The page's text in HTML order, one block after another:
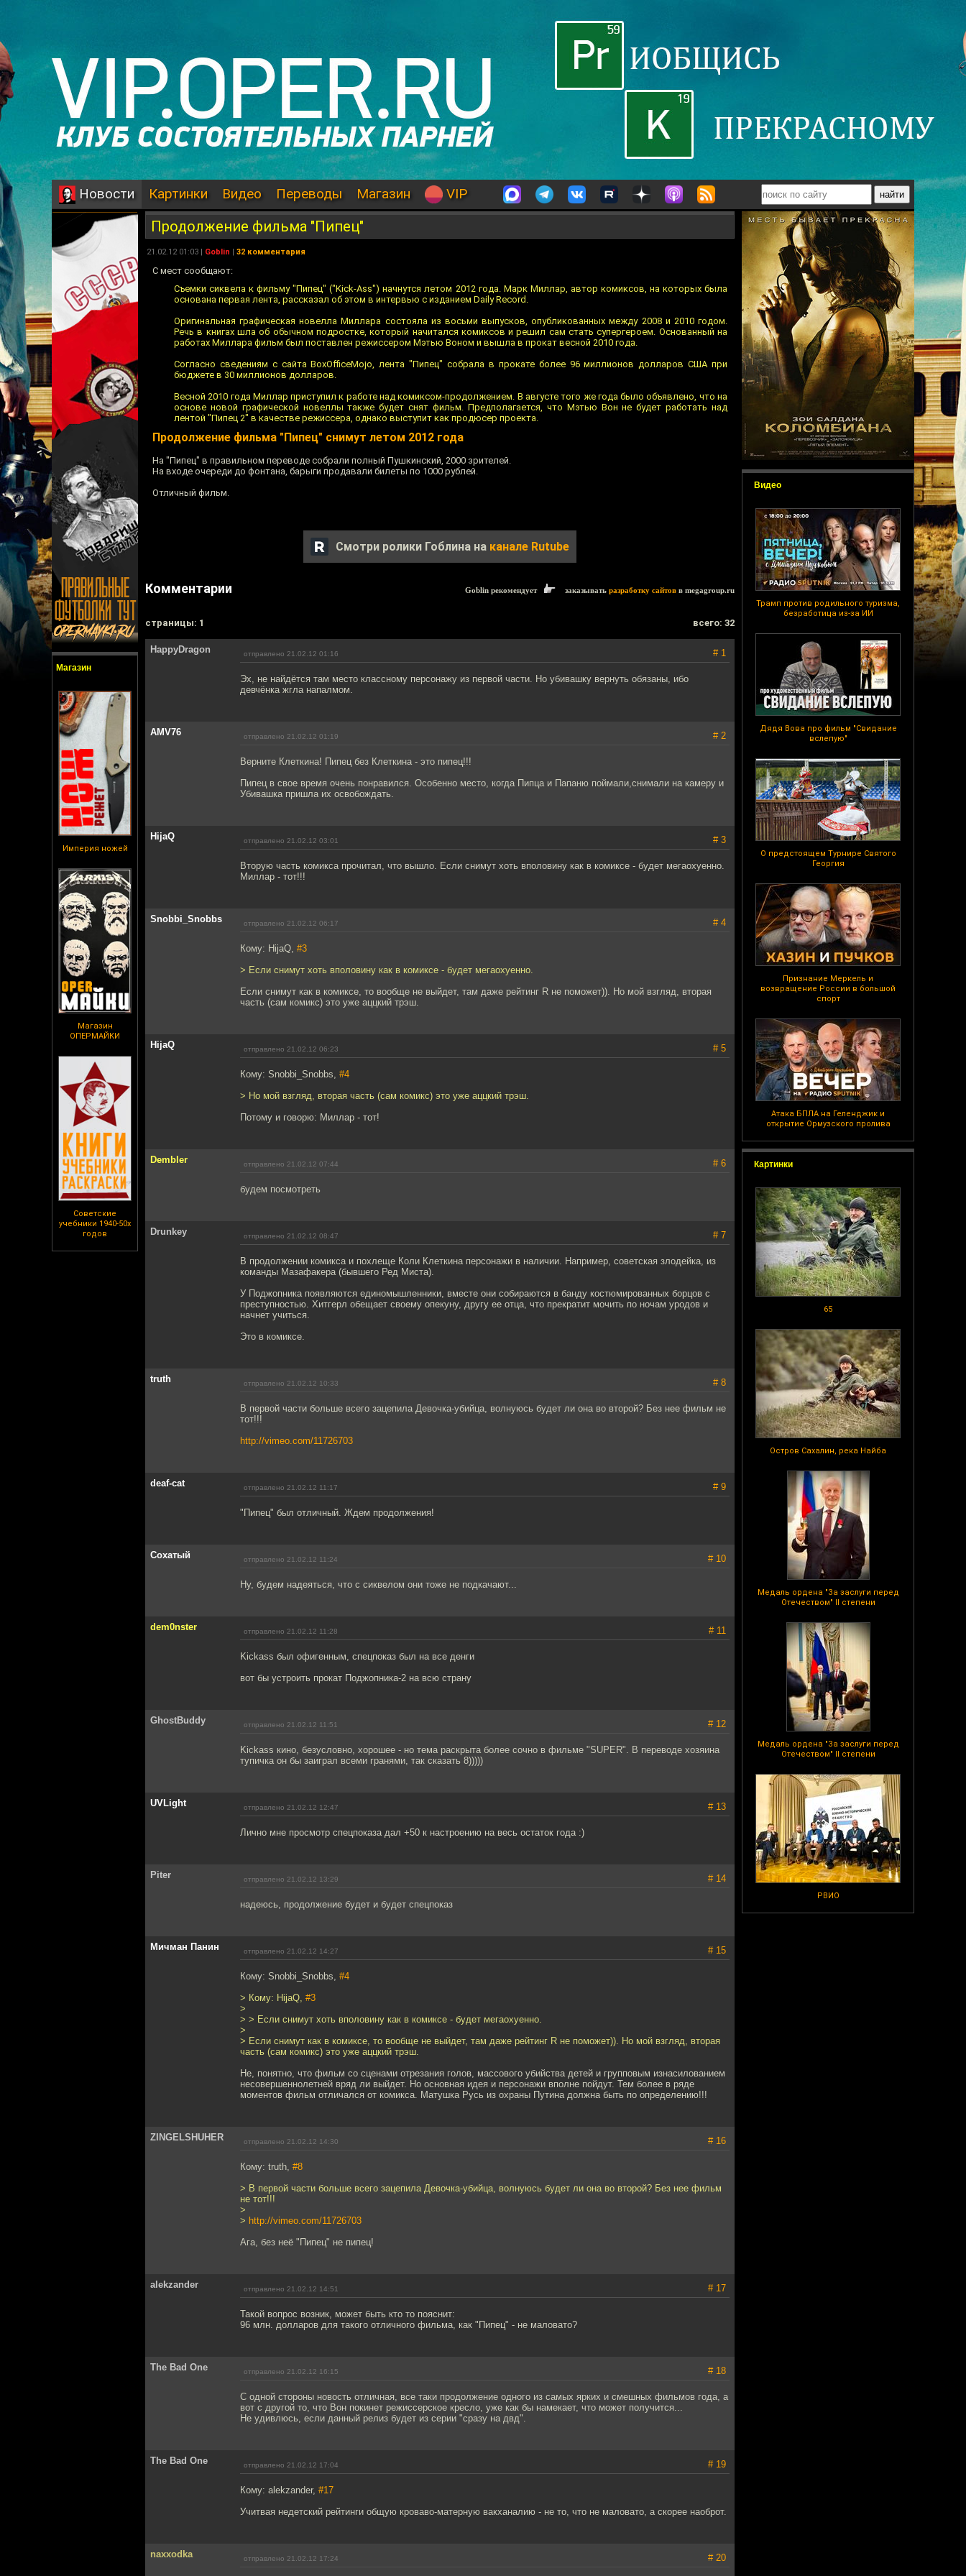
Новости Картинки Видео Переводы Магазин VIP
Магазин
Империя ножей
Магазин
ОПЕРМАЙКИ
Советские
учебники 1940-50х
годов
Видео
Трамп против родильного туризма,
безработица из-за ИИ
Дядя Вова про фильм "Свидание
вслепую"
О предстоящем Турнире Святого
Георгия
Признание Меркель и
возвращение России в большой
спорт
Атака БПЛА на Геленджик и
открытие Ормузского пролива
Картинки
65
Остров Сахалин, река Найба
Медаль ордена "За заслуги перед
Отечеством" II степени
Медаль ордена "За заслуги перед
Отечеством" II степени
РВИО
Продолжение фильма "Пипец"
21.02.12 01:03 | Goblin | 32 комментария
С мест сообщают:
Съемки сиквела к фильму "Пипец" ("Kick-Ass") начнутся летом 2012 года. Марк Миллар, автор комиксов, на которых была
основана первая лента, рассказал об этом в интервью с изданием Daily Record.
Оригинальная графическая новелла Миллара состояла из восьми выпусков, опубликованных между 2008 и 2010 годом.
Речь в книгах шла об обычном подростке, который начитался комиксов и решил сам стать супергероем. Основанный на
работах Миллара фильм был поставлен режиссером Мэтью Воном и вышла в прокат весной 2010 года.
Согласно сведениям с сайта BoxOfficeMojo, лента "Пипец" собрала в прокате более 96 миллионов долларов США при
бюджете в 30 миллионов долларов.
Весной 2010 года Миллар приступил к работе над комиксом-продолжением. В августе того же года было объявлено, что на
основе новой графической новеллы также будет снят фильм. Предполагается, что Мэтью Вон не будет работать над
лентой "Пипец 2" в качестве режиссера, однако выступит как продюсер проекта.
Продолжение фильма "Пипец" снимут летом 2012 года
На "Пипец" в правильном переводе собрали полный Пушкинский, 2000 зрителей.
На входе очереди до фонтана, барыги продавали билеты по 1000 рублей.
Отличный фильм.
Смотри ролики Гоблина на канале Rutube
Комментарии Goblin рекомендует заказывать разработку сайтов в megagroup.ru
cтраницы: 1 всего: 32
HappyDragon отправлено 21.02.12 01:16 # 1
Эх, не найдётся там место классному персонажу из первой части. Но убивашку вернуть обязаны, ибо
девчёнка жгла напалмом.
AMV76 отправлено 21.02.12 01:19 # 2
Верните Клеткина! Пипец без Клеткина - это пипец!!!
Пипец в свое время очень понравился. Особенно место, когда Пипца и Папаню поймали,снимали на камеру и
Убивашка пришла их освобождать.
HijaQ отправлено 21.02.12 03:01 # 3
Вторую часть комикса прочитал, что вышло. Если снимут хоть вполовину как в комиксе - будет мегаохуенно.
Миллар - тот!!!
Snobbi_Snobbs отправлено 21.02.12 06:17 # 4
Кому: HijaQ, #3
> Если снимут хоть вполовину как в комиксе - будет мегаохуенно.
Если снимут как в комиксе, то вообще не выйдет, там даже рейтинг R не поможет)). Но мой взгляд, вторая
часть (сам комикс) это уже аццкий трэш.
HijaQ отправлено 21.02.12 06:23 # 5
Кому: Snobbi_Snobbs, #4
> Но мой взгляд, вторая часть (сам комикс) это уже аццкий трэш.
Потому и говорю: Миллар - тот!
Dembler отправлено 21.02.12 07:44 # 6
будем посмотреть
Drunkey отправлено 21.02.12 08:47 # 7
В продолжении комикса и похлеще Коли Клеткина персонажи в наличии. Например, советская злодейка, из
команды Мазафакера (бывшего Ред Миста).
У Поджопника появляются единомышленники, вместе они собираются в банду костюмированных борцов с
преступностью. Хитгерл обещает своему опекуну, другу ее отца, что прекратит мочить по ночам уродов и
начнет учиться.
Это в комиксе.
truth отправлено 21.02.12 10:33 # 8
В первой части больше всего зацепила Девочка-убийца, волнуюсь будет ли она во второй? Без нее фильм не
тот!!!
http://vimeo.com/11726703
deaf-cat отправлено 21.02.12 11:17 # 9
"Пипец" был отличный. Ждем продолжения!
Cохатый отправлено 21.02.12 11:24 # 10
Ну, будем надеяться, что с сиквелом они тоже не подкачают...
dem0nster отправлено 21.02.12 11:28 # 11
Kickass был офигенным, спецпоказ был на все денги
вот бы устроить прокат Поджопника-2 на всю страну
GhostBuddy отправлено 21.02.12 11:51 # 12
Kickass кино, безусловно, хорошее - но тема раскрыта более сочно в фильме "SUPER". В переводе хозяина
тупичка он бы заиграл всеми гранями, так сказать 8)))))
UVLight отправлено 21.02.12 12:47 # 13
Лично мне просмотр спецпоказа дал +50 к настроению на весь остаток года :)
Piter отправлено 21.02.12 13:29 # 14
надеюсь, продолжение будет и будет спецпоказ
Мичман Панин отправлено 21.02.12 14:27 # 15
Кому: Snobbi_Snobbs, #4
> Кому: HijaQ, #3
>
> > Если снимут хоть вполовину как в комиксе - будет мегаохуенно.
>
> Если снимут как в комиксе, то вообще не выйдет, там даже рейтинг R не поможет)). Но мой взгляд, вторая
часть (сам комикс) это уже аццкий трэш.
Не, понятно, что фильм со сценами отрезания голов, массового убийства детей и групповым изнасилованием
несовершеннолетней вряд ли выйдет. Но основная идея и персонажи вполне пойдут. Тем более в ряде
моментов фильм отличался от комикса. Матушка Русь из охраны Путина должна быть по определению!!!
ZINGELSHUHER отправлено 21.02.12 14:30 # 16
Кому: truth, #8
> В первой части больше всего зацепила Девочка-убийца, волнуюсь будет ли она во второй? Без нее фильм
не тот!!!
>
> http://vimeo.com/11726703
Ага, без неё "Пипец" не пипец!
alekzander отправлено 21.02.12 14:51 # 17
Такой вопрос возник, может быть кто то пояснит:
96 млн. долларов для такого отличного фильма, как "Пипец" - не маловато?
The Bad One отправлено 21.02.12 16:15 # 18
С одной стороны новость отличная, все таки продолжение одного из самых ярких и смешных фильмов года, а
вот с другой то, что Вон покинет режиссерское кресло, уже как бы намекает, что может получится...
Не удивлюсь, если данный релиз будет из серии "сразу на двд".
The Bad One отправлено 21.02.12 17:04 # 19
Кому: alekzander, #17
Учитвая недетский рейтинги общую кроваво-матерную вакханалию - не то, что не маловато, а скорее наоброт.
naxxodka отправлено 21.02.12 17:24 # 20